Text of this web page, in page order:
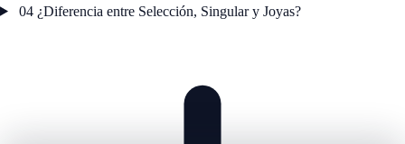
04 ¿Diferencia entre Selección, Singular y Joyas?